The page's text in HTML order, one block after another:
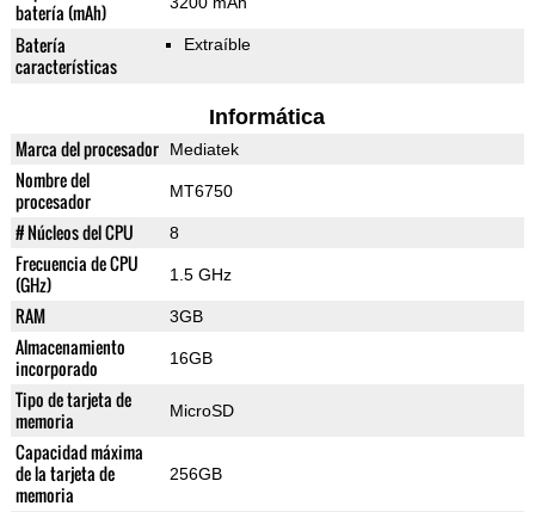
batería (mAh)
Batería
características
Extraíble
Informática
Marca del procesador Mediatek
Nombre del
procesador
MT6750
# Núcleos del CPU 8
Frecuencia de CPU
(GHz)
1.5 GHz
RAM 3GB
Almacenamiento
incorporado
16GB
Tipo de tarjeta de
memoria
MicroSD
Capacidad máxima
de la tarjeta de
memoria
256GB